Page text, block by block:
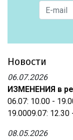
Новости
06.07.2026
ИЗМЕНЕНИЯ в
06.07: 10.00 -
19.0009.07:
08.05.2026